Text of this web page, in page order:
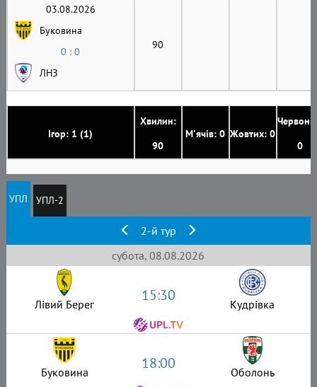
Ігор: 1 (1)
Хвилин:
90
М'ячів: 0 Жовтих: 0
0
03.08.2026
Буковина
0 : 0
ЛНЗ
90
УПЛ УПЛ-2
2-й тур
субота, 08.08.2026
Лівий Берег 15:30 Кудрівка
Буковина 18:00 Оболонь